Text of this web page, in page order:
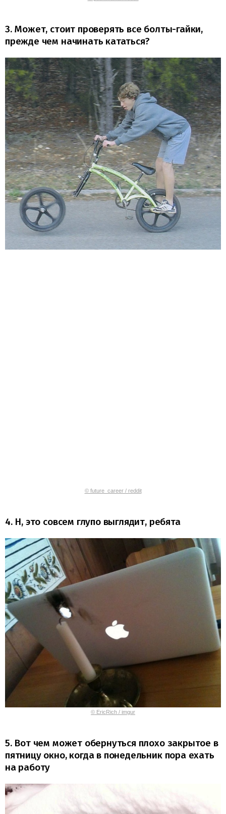
3. Может, стоит проверять все болты-гайки,
прежде чем начинать кататься?
© future_career / reddit
4. Н, это совсем глупо выглядит, ребята
© EricRich / imgur
5. Вот чем может обернуться плохо закрытое в
пятницу окно, когда в понедельник пора ехать
на работу